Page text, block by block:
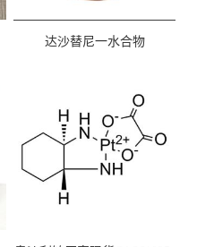
达沙替尼一水合物